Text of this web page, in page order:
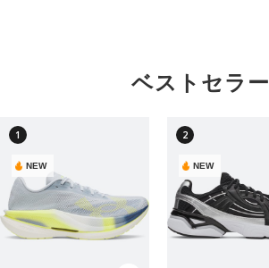
ベストセラー
1
NEW
2
NEW